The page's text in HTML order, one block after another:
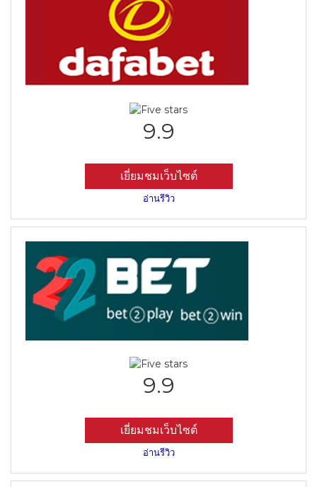
9.9
เยี่ยมชมเว็บไซต์
อ่านรีวิว
9.9
เยี่ยมชมเว็บไซต์
อ่านรีวิว